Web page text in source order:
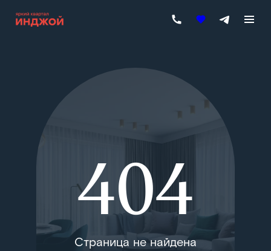
404
Страница не найдена